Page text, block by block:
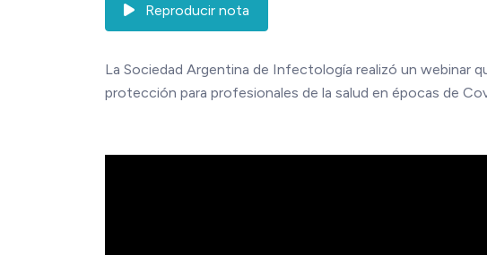
Reproducir nota
La Sociedad Argentina de Infectología realizó un webinar
protección para profesionales de la salud en épocas de